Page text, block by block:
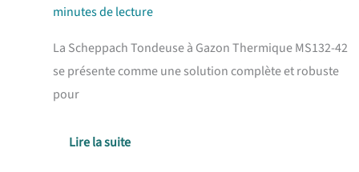
minutes de lecture
La Scheppach Tondeuse à Gazon Thermique MS132-42
se présente comme une solution complète et robuste
pour
Lire la suite